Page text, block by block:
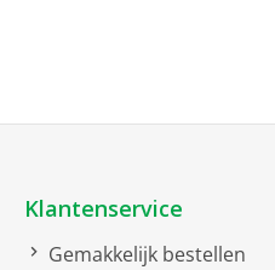
WE8 (Modeljaar 2019)
Klantenservice
Gemakkelijk bestellen